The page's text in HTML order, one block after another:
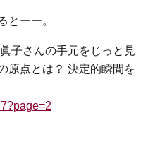
とーー。
子さんの手元をじっと見
原点とは？ 決定的瞬間を